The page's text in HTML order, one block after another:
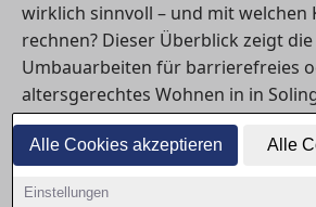
Alle Cookies akzeptieren Alle
Einstellungen
wirklich sinnvoll – und mit welchen
rechnen? Dieser Überblick zeigt
Umbauarbeiten für barrierefreies
altersgerechtes Wohnen in in
Orientierung zu Fördermitteln
Einsparpotenzialen.
Je nach Zustand der Immobilie